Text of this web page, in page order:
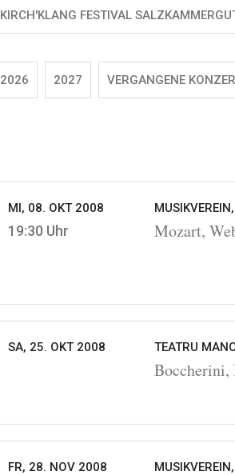
KIRCH'KLANG FESTIVAL
2026 2027 VERGANGENE
MI, 08. OKT 2008
19:30 Uhr Mozart,
SA, 25. OKT 2008 TEATRU
Boccherini,
FR, 28. NOV 2008